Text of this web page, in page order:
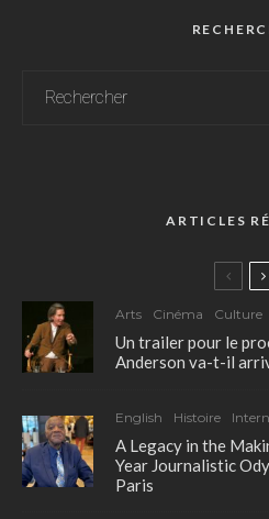
ARTICLES
Arts Cinéma Culture
Un trailer pour le
Anderson va-t-il
English Histoire
A Legacy in the
Year Journalistic
Paris